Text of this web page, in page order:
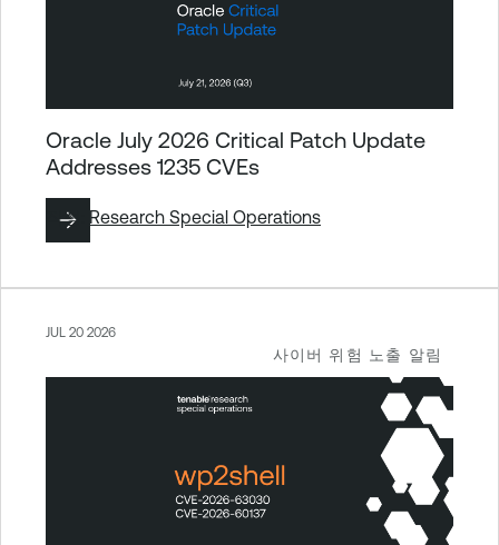
Oracle July 2026 Critical Patch Update
Addresses 1235 CVEs
작성: Research Special Operations
사이버 위험 노출 알림
JUL 20 2026